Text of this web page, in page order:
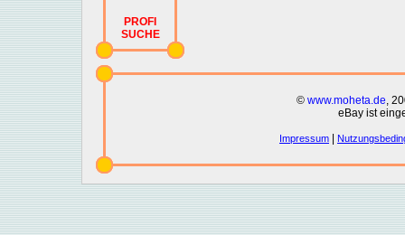
PROFI
SUCHE
© www.moheta.de,
eBay ist
Impressum